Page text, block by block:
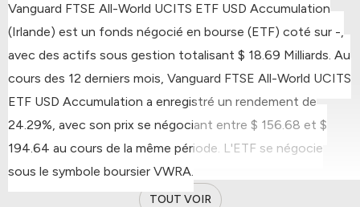
Vanguard FTSE All-World UCITS ETF USD Accumulation
(Irlande) est un fonds négocié en bourse (ETF) coté sur -,
avec des actifs sous gestion totalisant $ 18.69 Milliards. Au
cours des 12 derniers mois, Vanguard FTSE All-World UCITS
ETF USD Accumulation a enregistré un rendement de
24.29%, avec son prix se négociant entre $ 156.68 et $
194.64 au cours de la même période. L'ETF se négocie
sous le symbole boursier VWRA.
TOUT VOIR